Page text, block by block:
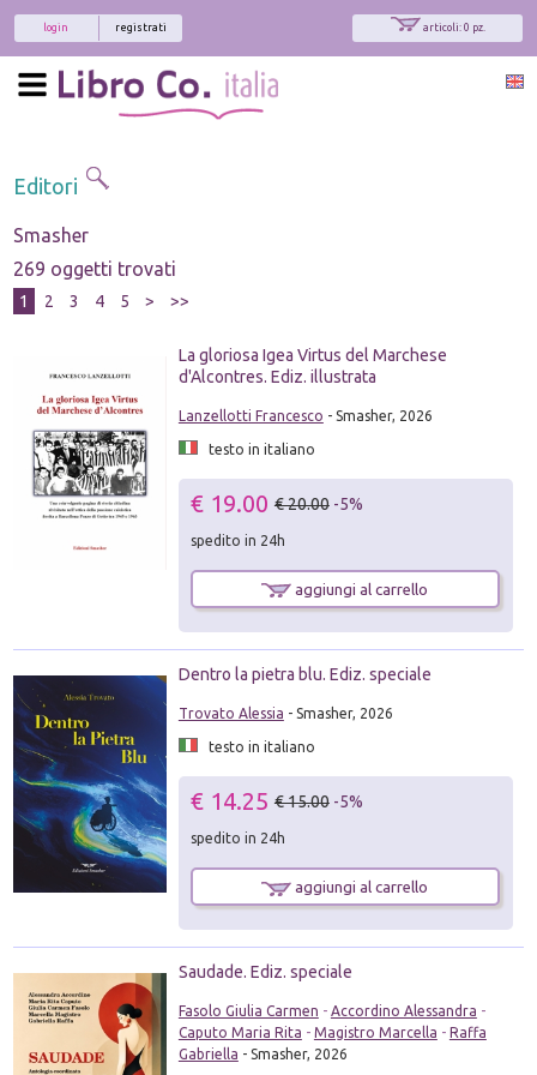
articoli: 0 pz.
registrati
login
Editori
Smasher
269 oggetti trovati
1 2 3 4 5 > >>
La gloriosa Igea Virtus del Marchese
d'Alcontres. Ediz. illustrata
Lanzellotti Francesco - Smasher, 2026
testo in italiano
€ 19.00 € 20.00 -5%
spedito in 24h
aggiungi al carrello
Dentro la pietra blu. Ediz. speciale
Trovato Alessia - Smasher, 2026
testo in italiano
€ 14.25 € 15.00 -5%
spedito in 24h
aggiungi al carrello
Saudade. Ediz. speciale
Fasolo Giulia Carmen - Accordino Alessandra -
Caputo Maria Rita - Magistro Marcella - Raffa
Gabriella - Smasher, 2026